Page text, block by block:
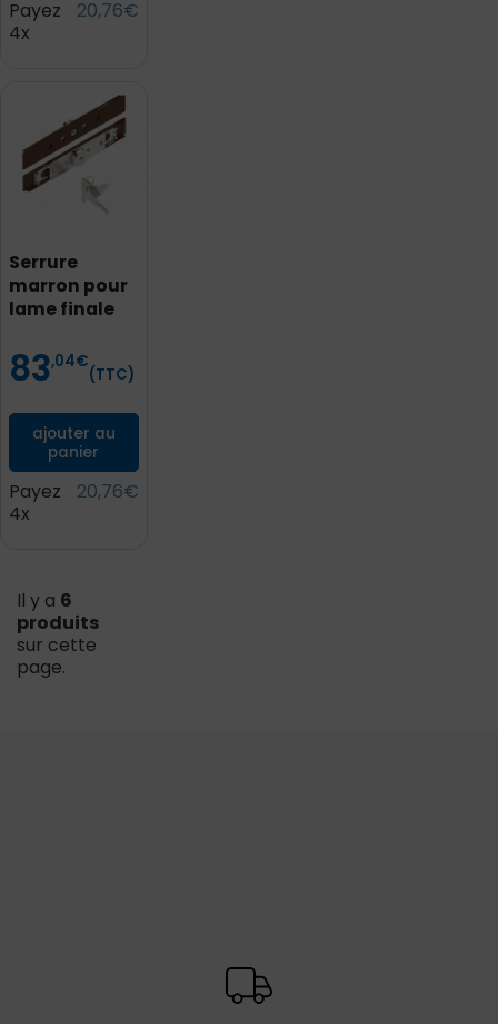
Payez
4x
20,76€
Serrure
marron pour
lame finale
Prix
83,04€
(TTC)
ajouter au
panier
Payez
4x
20,76€
Il y a 6
produits
sur cette
page.